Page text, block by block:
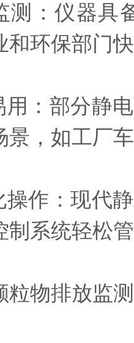
仪器具备
和环保部门
部分静电
景，如工厂
：现代静
制系统轻松
物排放监测